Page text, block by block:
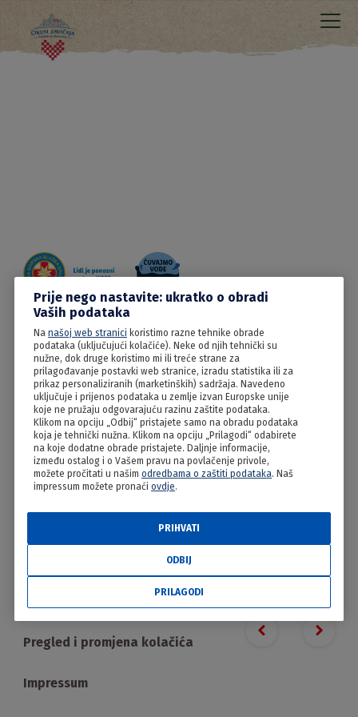
28.06.2022
Lopari
Previous slide
Next
Pregled i promjena kolačića
Impressum
Prije nego nastavite: ukratko o obradi
Vaših podataka
Na našoj web stranici koristimo razne tehnike obrade
podataka (uključujući kolačiće). Neke od njih tehnički su
nužne, dok druge koristimo mi ili treće strane za
prilagođavanje postavki web stranice, izradu statistika ili za
prikaz personaliziranih (marketinških) sadržaja. Navedeno
uključuje i prijenos podataka u zemlje izvan Europske unije
koje ne pružaju odgovarajuću razinu zaštite podataka.
Klikom na opciju „Odbij“ pristajete samo na obradu podataka
koja je tehnički nužna. Klikom na opciju „Prilagodi“ odabirete
na koje dodatne obrade pristajete. Daljnje informacije,
između ostalog i o Vašem pravu na povlačenje privole,
možete pročitati u našim odredbama o zaštiti podataka. Naš
impressum možete pronaći ovdje.
ODBIJ
PRIHVATI
PRILAGODI